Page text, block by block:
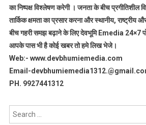
का निष्पक्ष विश्लेषण करेगी । जनता के बीच प्रगीतिशील
तार्किक क्षमता का प्रसार करना और स्थानीय, राष्ट्रीय
बीच गहरी समझ बढ़ाने के लिए देवभूमि Emedia 24×7
आपके पास भी है कोई खबर तो हमे लिख भेजे।
Web:- www.devbhumiemedia.com
Email-
PH. 9927441312